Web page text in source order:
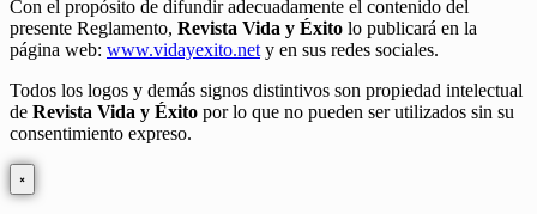
Con el propósito de difundir adecuadamente el contenido del
presente Reglamento, Revista Vida y Éxito lo publicará en la
página web: www.vidayexito.net y en sus redes sociales.
Todos los logos y demás signos distintivos son propiedad intelectual
de Revista Vida y Éxito por lo que no pueden ser utilizados sin su
consentimiento expreso.
×